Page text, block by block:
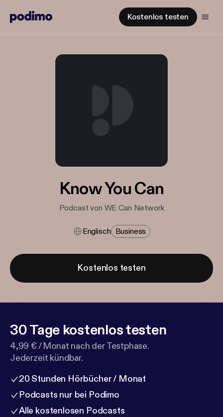
Kostenlos testen
Know You Can
Podcast von WE Can Network
Englisch Business
Kostenlos testen
30 Tage kostenlos testen
4,99 € / Monat nach der Testphase.
Jederzeit kündbar.
20 Stunden Hörbücher / Monat
Podcasts nur bei Podimo
Alle kostenlosen Podcasts